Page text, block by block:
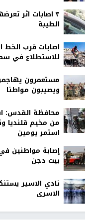
٣ اصابات اثر
الطيبة
اصابات قرب
للاستطلاع في
مستعمرون
ويصيبون مواطنا
محافظة القدس:
من مخيم قلنديا
استمر يومين
إصابة مواطنين
بيت دجن
نادي الاسير
الاسرى